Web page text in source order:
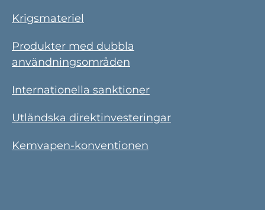
Krigsmateriel
Produkter med dubbla
användningsområden
Internationella sanktioner
Utländska direktinvesteringar
Kemvapen-konventionen